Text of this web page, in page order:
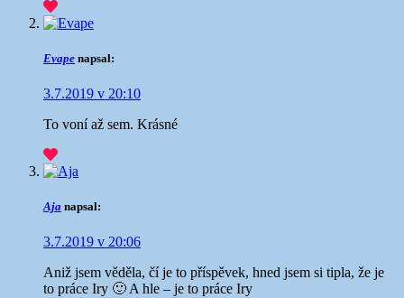
Evape napsal:
3.7.2019 v 20:10
To voní až sem. Krásné
Aja napsal:
3.7.2019 v 20:06
Aniž jsem věděla, čí je to příspěvek, hned jsem si tipla, že je
to práce Iry 🙂 A hle – je to práce Iry